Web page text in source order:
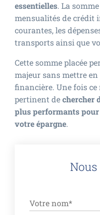
essentielles. La
mensualités de crédit
courantes, les
transports ainsi que
Cette somme placée
majeur sans mettre
financière. Une fois
pertinent dechercher
plus performants
votre épargne.